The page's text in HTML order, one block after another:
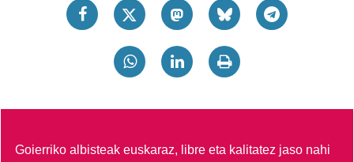
Goierriko albisteak euskaraz, libre eta kalitatez jaso nahi